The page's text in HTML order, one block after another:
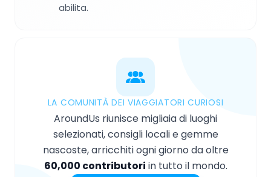
abilita.
LA COMUNITÀ DEI VIAGGIATORI CURIOSI
AroundUs riunisce migliaia di luoghi
selezionati, consigli locali e gemme
nascoste, arricchiti ogni giorno da oltre
60,000 contributori in tutto il mondo.